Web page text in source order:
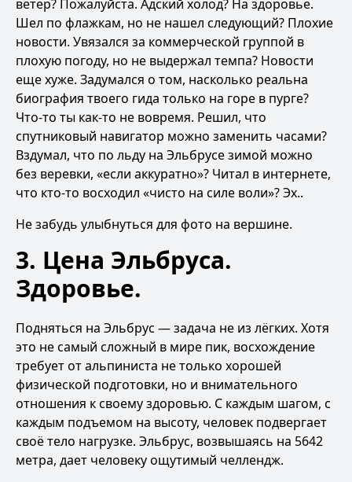
ветер? Пожалуйста. Адский холод? На здоровье.
Шел по флажкам, но не нашел следующий? Плохие
новости. Увязался за коммерческой группой в
плохую погоду, но не выдержал темпа? Новости
еще хуже. Задумался о том, насколько реальна
биография твоего гида только на горе в пурге?
Что-то ты как-то не вовремя. Решил, что
спутниковый навигатор можно заменить часами?
Вздумал, что по льду на Эльбрусе зимой можно
без веревки, «если аккуратно»? Читал в интернете,
что кто-то восходил «чисто на силе воли»? Эх..
Не забудь улыбнуться для фото на вершине.
3. Цена Эльбруса.
Здоровье.
Подняться на Эльбрус — задача не из лёгких. Хотя
это не самый сложный в мире пик, восхождение
требует от альпиниста не только хорошей
физической подготовки, но и внимательного
отношения к своему здоровью. С каждым шагом, с
каждым подъемом на высоту, человек подвергает
своё тело нагрузке. Эльбрус, возвышаясь на 5642
метра, дает человеку ощутимый челлендж.